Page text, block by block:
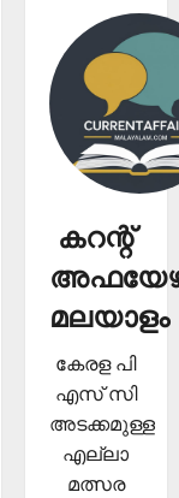
കറന്റ്
മലയാളം
കേരള പി
എസ് സി
അടക്കമുള്ള
എല്ലാ
മത്സര